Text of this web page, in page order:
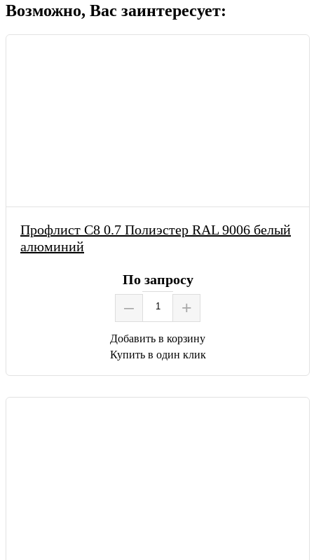
Возможно, Вас заинтересует:
Профлист С8 0.7 Полиэстер RAL 9006 белый
алюминий
По запросу
– +
Добавить в корзину
Купить в один клик